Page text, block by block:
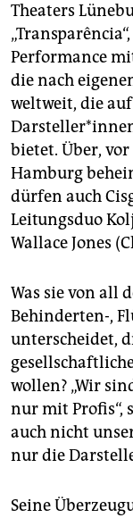
Theaters
Performance
die nach
weltweit, die
bietet. Über,
Hamburg
dürfen auch
Leitungsduo
Wallace Jones
Was sie von all
Behinderten-,
unterscheidet,
wollen? „Wir
nur mit Profis“,
auch nicht
nur die
Seine